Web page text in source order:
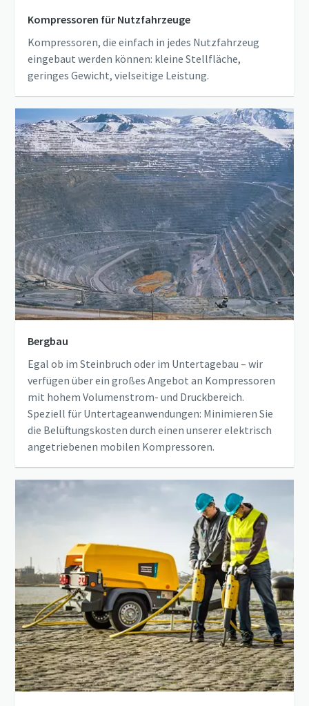
Kompressoren für Nutzfahrzeuge
Kompressoren, die einfach in jedes Nutzfahrzeug
eingebaut werden können: kleine Stellfläche,
geringes Gewicht, vielseitige Leistung.
Bergbau
Egal ob im Steinbruch oder im Untertagebau – wir
verfügen über ein großes Angebot an Kompressoren
mit hohem Volumenstrom- und Druckbereich.
Speziell für Untertageanwendungen: Minimieren Sie
die Belüftungskosten durch einen unserer elektrisch
angetriebenen mobilen Kompressoren.